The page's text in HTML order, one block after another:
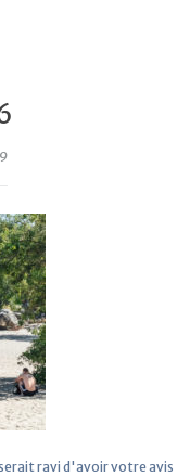
ravi d'avoir votre avis